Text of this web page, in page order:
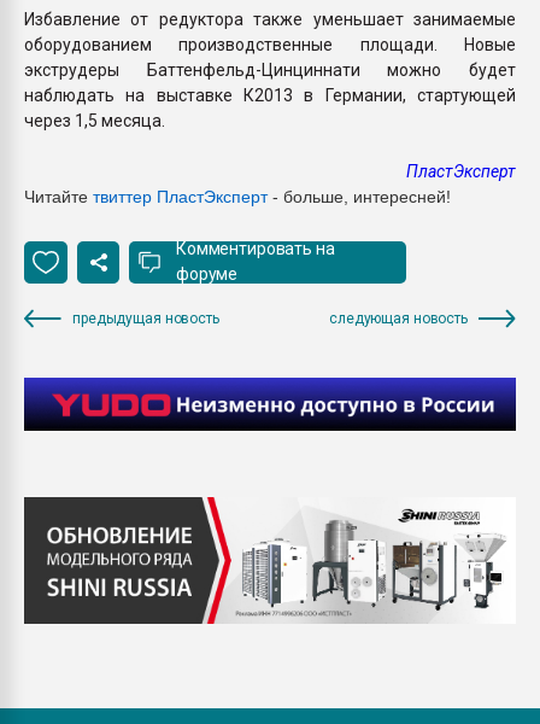
Избавление от редуктора также уменьшает занимаемые
оборудованием производственные площади. Новые
экструдеры Баттенфельд-Цинциннати можно будет
наблюдать на выставке К2013 в Германии, стартующей
через 1,5 месяца.
ПластЭксперт
Читайте твиттер ПластЭксперт- больше, интересней!
Комментировать на
форуме
предыдущая новость следующая новость